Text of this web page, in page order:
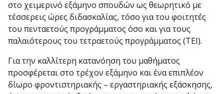
στο χειμερινό εξάμηνο σπουδών ως θεωρητικό με
τέσσερεις ώρες διδασκαλίας, τόσο για του φοιτητές
του πενταετούς προγράμματος όσο και για τους
παλαιότερους του τετραετούς προγράμματος (ΤΕΙ).
Για την καλλίτερη κατανόηση του μαθήματος
προσφέρεται στο τρέχον εξάμηνο και ένα επιπλέον
δίωρο φροντιστηριακής – εργαστηριακής εξάσκησης,